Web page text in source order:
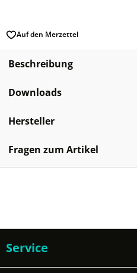
Auf den Merzettel
Beschreibung
Downloads
Hersteller
Fragen zum Artikel
Service